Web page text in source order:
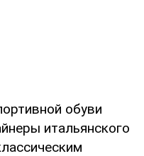
обуви
итальянского